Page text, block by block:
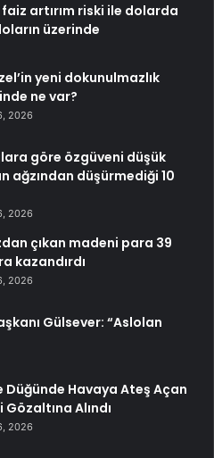
artırım riski ile dolarda
üzerinde
yeni dokunulmazlık
ne var?
2026
göre özgüveni düşük
ağzından düşürmediği 10
2026
çıkan madeni para 39
kazandırdı
2026
Gülsever: “Aslolan
Düğünde Havaya Ateş Açan
Gözaltına Alındı
2026